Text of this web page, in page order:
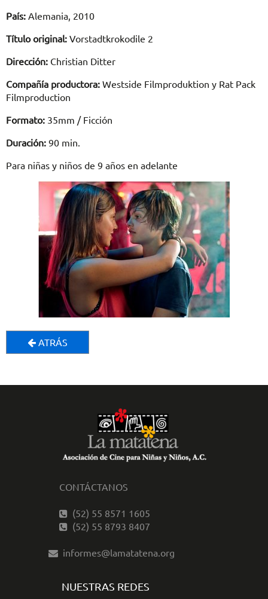
País: Alemania, 2010
Título original: Vorstadtkrokodile 2
Dirección: Christian Ditter
Compañía productora: Westside Filmproduktion y Rat Pack
Filmproduction
Formato: 35mm / Ficción
Duración: 90 min.
Para niñas y niños de 9 años en adelante
ATRÁS
CONTÁCTANOS
(52) 55 8571 1605
(52) 55 8793 8407
informes@lamatatena.org
NUESTRAS REDES